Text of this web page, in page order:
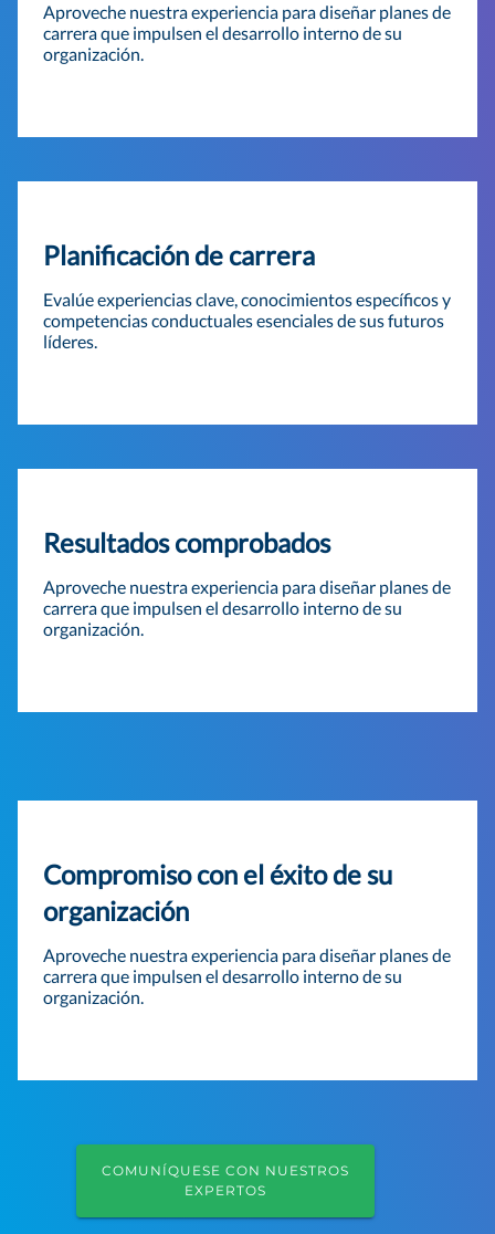
Aproveche nuestra experiencia para diseñar planes de
carrera que impulsen el desarrollo interno de su
organización.
Planificación de carrera
Evalúe experiencias clave, conocimientos específicos y
competencias conductuales esenciales de sus futuros
líderes.
Resultados comprobados
Aproveche nuestra experiencia para diseñar planes de
carrera que impulsen el desarrollo interno de su
organización.
Compromiso con el éxito de su
organización
Aproveche nuestra experiencia para diseñar planes de
carrera que impulsen el desarrollo interno de su
organización.
COMUNÍQUESE CON NUESTROS
EXPERTOS